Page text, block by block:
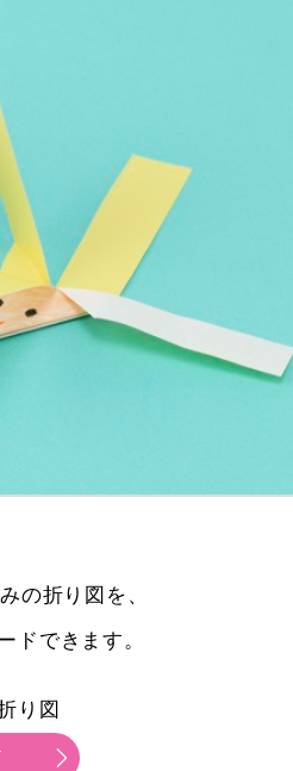
の折り図を、
ドできます。
り図